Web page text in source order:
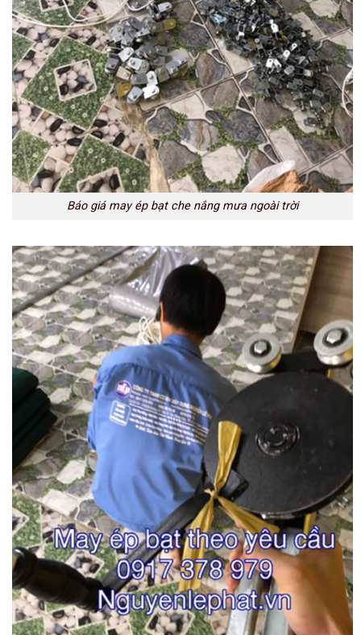
Báo giá may ép bạt che nắng mưa ngoài trời